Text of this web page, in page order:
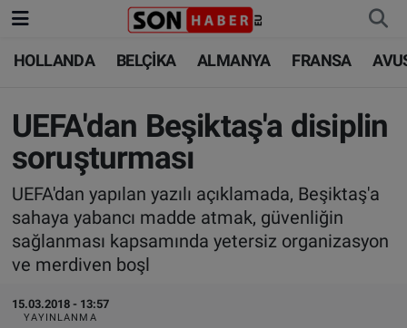
HOLLANDA BELÇİKA ALMANYA FRANSA
UEFA'dan Beşiktaş'a disiplin
soruşturması
UEFA'dan yapılan yazılı açıklamada, Beşiktaş'a
sahaya yabancı madde atmak, güvenliğin
sağlanması kapsamında yetersiz organizasyon
ve merdiven boşl
15.03.2018 - 13:57
YAYINLANMA
HOLLANDA
BELÇİKA
ALMANYA
FRANSA
AVUSTURYA
SAĞLIK - YAŞAM
HOLLANDA
BELÇİKA
ALMANYA
TÜRKİYE
DÜNYA
BİLİM-TEKNOLOJİ
Nöbetçi Eczaneler
Hava Durumu
Trafik Durumu
Süper Lig Puan Durumu ve Fikstür
Tüm Manşetler
Son Dakika Haberleri